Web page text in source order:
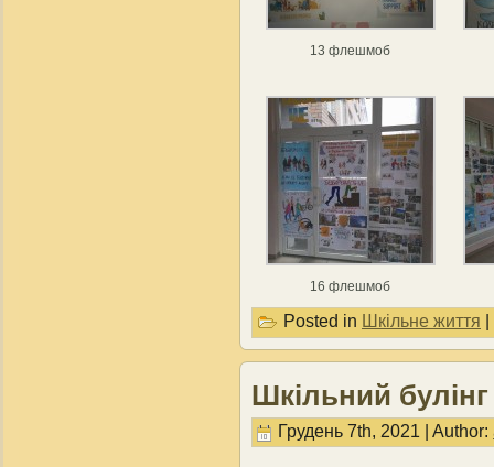
13 флешмоб
16 флешмоб
Posted in Шкільне життя
Шкільний булінг
Грудень 7th, 2021 | Author: